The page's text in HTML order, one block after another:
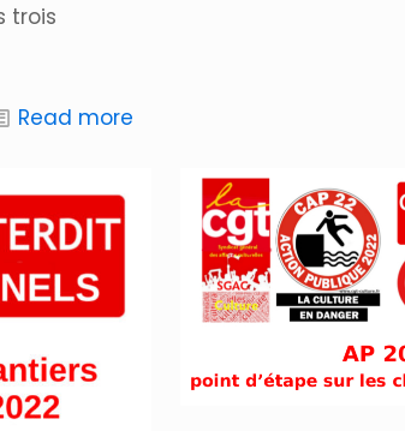
trois
Read more